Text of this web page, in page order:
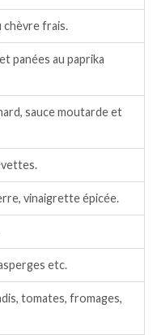
chèvre frais.
panées au paprika
sauce moutarde et
vinaigrette épicée.
etc.
tomates, fromages,